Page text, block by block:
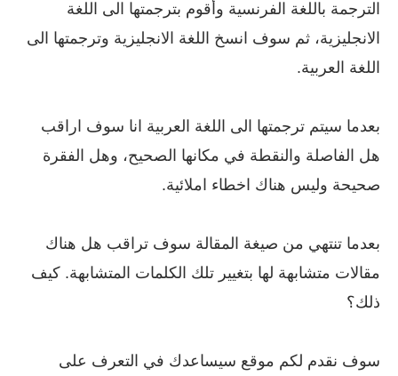
الترجمة باللغة الفرنسية وأقوم بترجمتها الى اللغة
الانجليزية، ثم سوف انسخ اللغة الانجليزية وترجمتها الى
اللغة العربية.
بعدما سيتم ترجمتها الى اللغة العربية انا سوف اراقب
هل الفاصلة والنقطة في مكانها الصحيح، وهل الفقرة
صحيحة وليس هناك اخطاء املائية.
بعدما تنتهي من صيغة المقالة سوف تراقب هل هناك
مقالات متشابهة لها بتغيير تلك الكلمات المتشابهة. كيف
ذلك؟
سوف نقدم لكم موقع سيساعدك في التعرف على